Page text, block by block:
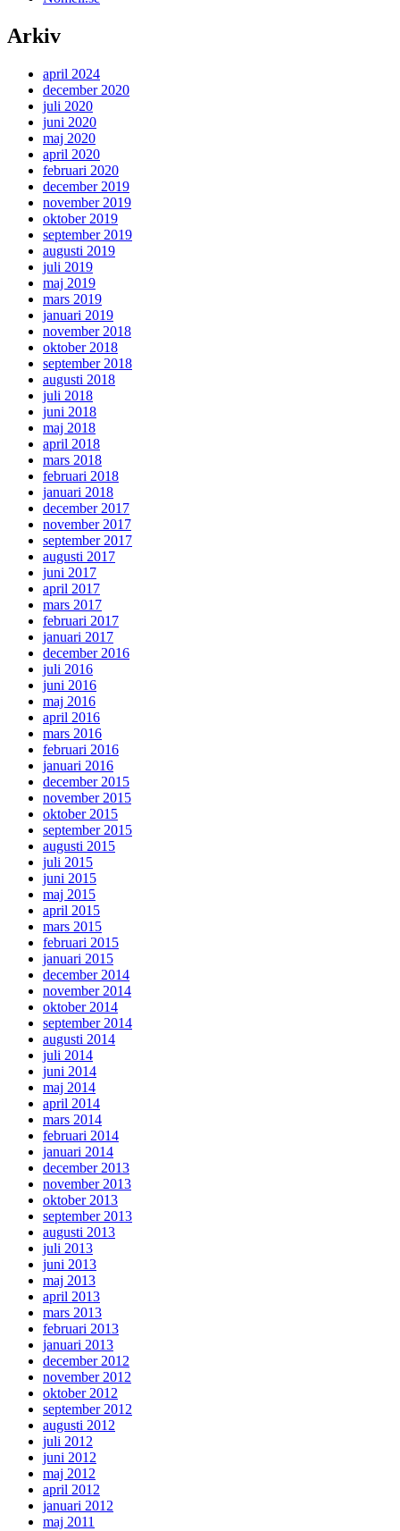
Arkiv
april 2024
december 2020
juli 2020
juni 2020
maj 2020
april 2020
februari 2020
december 2019
november 2019
oktober 2019
september 2019
augusti 2019
juli 2019
maj 2019
mars 2019
januari 2019
november 2018
oktober 2018
september 2018
augusti 2018
juli 2018
juni 2018
maj 2018
april 2018
mars 2018
februari 2018
januari 2018
december 2017
november 2017
september 2017
augusti 2017
juni 2017
april 2017
mars 2017
februari 2017
januari 2017
december 2016
juli 2016
juni 2016
maj 2016
april 2016
mars 2016
februari 2016
januari 2016
december 2015
november 2015
oktober 2015
september 2015
augusti 2015
juli 2015
juni 2015
maj 2015
april 2015
mars 2015
februari 2015
januari 2015
december 2014
november 2014
oktober 2014
september 2014
augusti 2014
juli 2014
juni 2014
maj 2014
april 2014
mars 2014
februari 2014
januari 2014
december 2013
november 2013
oktober 2013
september 2013
augusti 2013
juli 2013
juni 2013
maj 2013
april 2013
mars 2013
februari 2013
januari 2013
december 2012
november 2012
oktober 2012
september 2012
augusti 2012
juli 2012
juni 2012
maj 2012
april 2012
januari 2012
maj 2011